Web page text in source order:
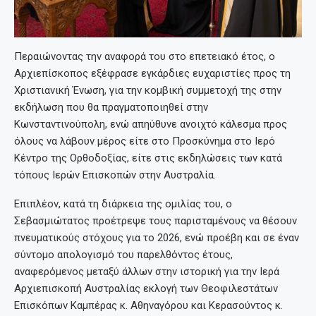
Περαιώνοντας την αναφορά του στο επετειακό έτος, ο
Αρχιεπίσκοπος εξέφρασε εγκάρδιες ευχαριστίες προς τη
Χριστιανική Ένωση, για την κομβική συμμετοχή της στην
εκδήλωση που θα πραγματοποιηθεί στην
Κωνσταντινούπολη, ενώ απηύθυνε ανοιχτό κάλεσμα προς
όλους να λάβουν μέρος είτε στο Προσκύνημα στο Ιερό
Κέντρο της Ορθοδοξίας, είτε στις εκδηλώσεις των κατά
τόπους Ιερών Επισκοπών στην Αυστραλία.
Επιπλέον, κατά τη διάρκεια της ομιλίας του, ο
Σεβασμιώτατος προέτρεψε τους παρισταμένους να θέσουν
πνευματικούς στόχους για το 2026, ενώ προέβη και σε έναν
σύντομο απολογισμό του παρελθόντος έτους,
αναφερόμενος μεταξύ άλλων στην ιστορική για την Ιερά
Αρχιεπισκοπή Αυστραλίας εκλογή των Θεοφιλεστάτων
Επισκόπων Καμπέρας κ. Αθηναγόρου και Κερασούντος κ.